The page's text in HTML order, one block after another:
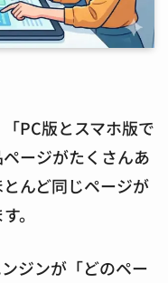
PC版とスマホ版で
ージがたくさんあ
んど同じページが
。
ジンが「どのペー